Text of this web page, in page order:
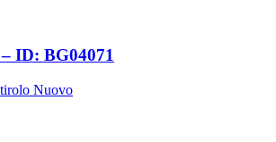
ID: BG04071
Nuovo